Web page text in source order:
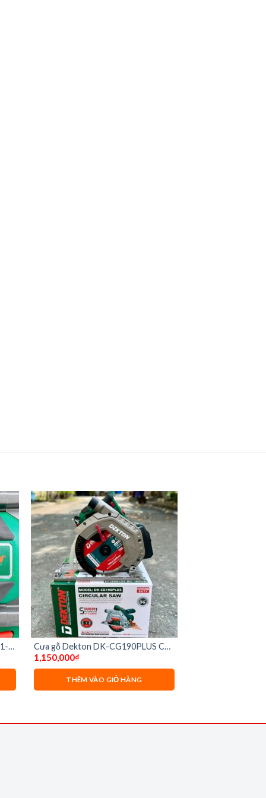
Cưa gỗ Dekton DK-CG190PLUS Có
cắt nghiêng
1,150,000₫
THÊM VÀO GIỎ HÀNG